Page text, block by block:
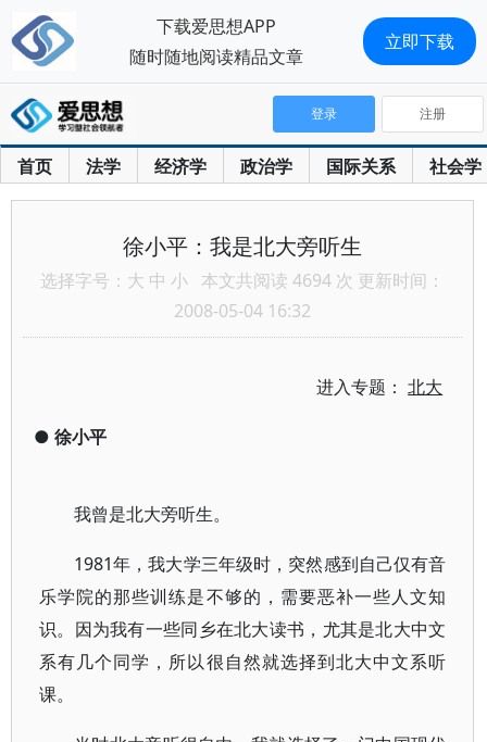
首页 法学 经济学 政治学 国际关系 社会学
登录 注册
徐小平：我是北大旁听生
选择字号： 大 中 小 本文共阅读 4694 次 更新时间：
2008-05-04 16:32
进入专题：北大
● 徐小平
我曾是北大旁听生。
1981年，我大学三年级时，突然感到自己仅有音
乐学院的那些训练是不够的，需要恶补一些人文知
识。因为我有一些同乡在北大读书，尤其是北大中文
系有几个同学，所以很自然就选择到北大中文系听
课。
下载爱思想APP
随时随地阅读精品文章
立即下载